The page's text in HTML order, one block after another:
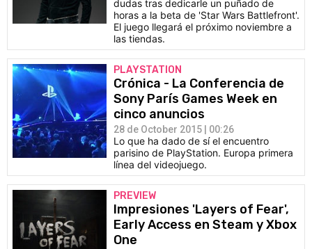
dudas tras dedicarle un puñado de
horas a la beta de 'Star Wars Battlefront'.
El juego llegará el próximo noviembre a
las tiendas.
PLAYSTATION
Crónica - La Conferencia de
Sony París Games Week en
cinco anuncios
28 de October 2015 | 00:26
Lo que ha dado de sí el encuentro
parisino de PlayStation. Europa primera
línea del videojuego.
PREVIEW
Impresiones 'Layers of Fear',
Early Access en Steam y Xbox
One